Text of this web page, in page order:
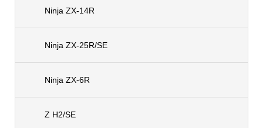
Ninja ZX-14R
Ninja ZX-25R/SE
Ninja ZX-6R
Z H2/SE